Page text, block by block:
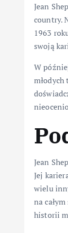
Jean
country.
1963
swoją
W
Jean
Jej
wielu
na
historii